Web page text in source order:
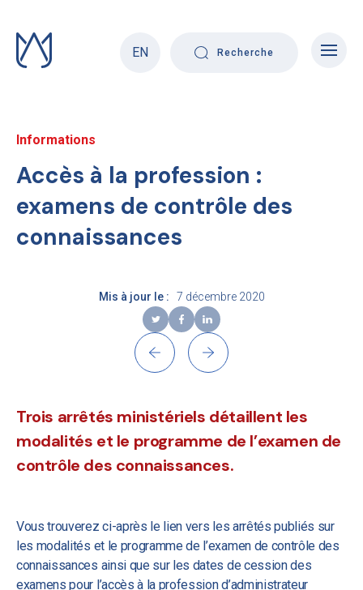
content
EN
Recherche
Informations
Accès à la profession :
examens de contrôle des
connaissances
Mis à jour le : 7 décembre 2020
Trois arrêtés ministériels détaillent les
modalités et le programme de l’examen de
contrôle des connaissances.
Vous trouverez ci-après le lien vers les arrêtés publiés sur
les modalités et le programme de l’examen de contrôle des
connaissances ainsi que sur les dates de cession des
examens pour l’accès à la profession d’administrateur